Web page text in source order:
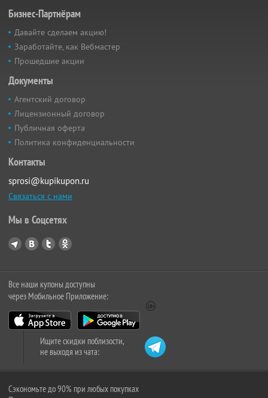
Бизнес-Партнёрам
Давайте сделаем акцию!
Заработайте, как Вебмастер
Прошедшие акции
Документы
Агентский договор
Лицензионный договор
Публичная оферта
Политика конфиденциальности
Контакты
sprosi@kupikupon.ru
Связаться с нами
Мы в Соцсетях
Все наши купоны доступны
через Мобильное Приложение:
Ищите скидки поблизости,
не выходя из чата:
Сэкономьте до 90% при любых покупках